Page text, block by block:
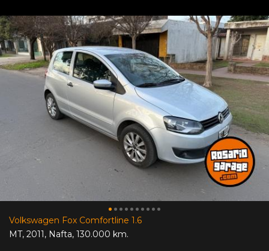
Volkswagen Fox Comfortline 1.6
MT, 2011, Nafta, 130.000 km.